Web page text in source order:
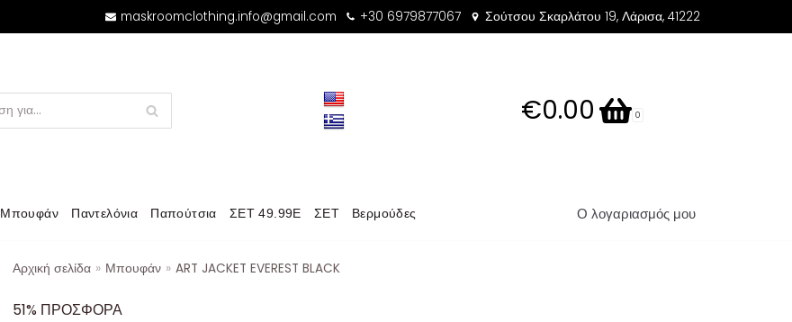
maskroomclothing.info@gmail.com +30 6979877067 Σούτσου Σκαρλάτου 19, Λάρισα, 41222
€0.00 0
Μπουφάν Παντελόνια Παπούτσια ΣΕΤ 49.99Ε ΣΕΤ Βερμούδες Ο λογαριασμός μου
Αρχική σελίδα » Μπουφάν » ART JACKET EVEREST BLACK
51% ΠΡΟΣΦΟΡΑ